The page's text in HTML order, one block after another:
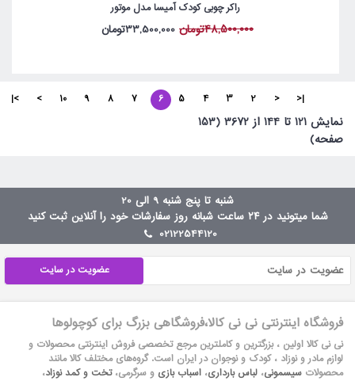
راکر چوبی کودک آمیسا مدل موتور
48,500,000تومان 33,500,000تومان
|<
<
2
3
4
5
6
7
8
9
10
>
>|
نمايش 121 تا 144 از 3672 (153
صفحه)
شنبه تا پنج شنبه 9 الی 20
شما میتونید در ۲۴ ساعت شبانه روز سفارشات خود را آنلاین ثبت کنید
02122544120
عضویت در سایت
فروشگاه اینترنتی نی نی کالا،فروشگاهی بزرگ برای کوچولوها
نی نی کالا اولین ، بزرگترین و کاملترین مرجع تخصصی فروش اینترنتی محصولات و
لوازم مادر و نوزاد ، کودک و نوجوان در ایران است. گروه‏‏‌های مختلف کالا مانند
محصولات سیسمونی، لباس بارداری، اسباب بازی و سرگرمی،تخت و کمد نوزاد،